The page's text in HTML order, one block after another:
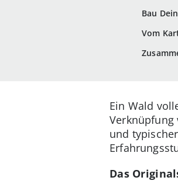
Bau
Vom
Ein Wald
Verknüpfung
und
Das